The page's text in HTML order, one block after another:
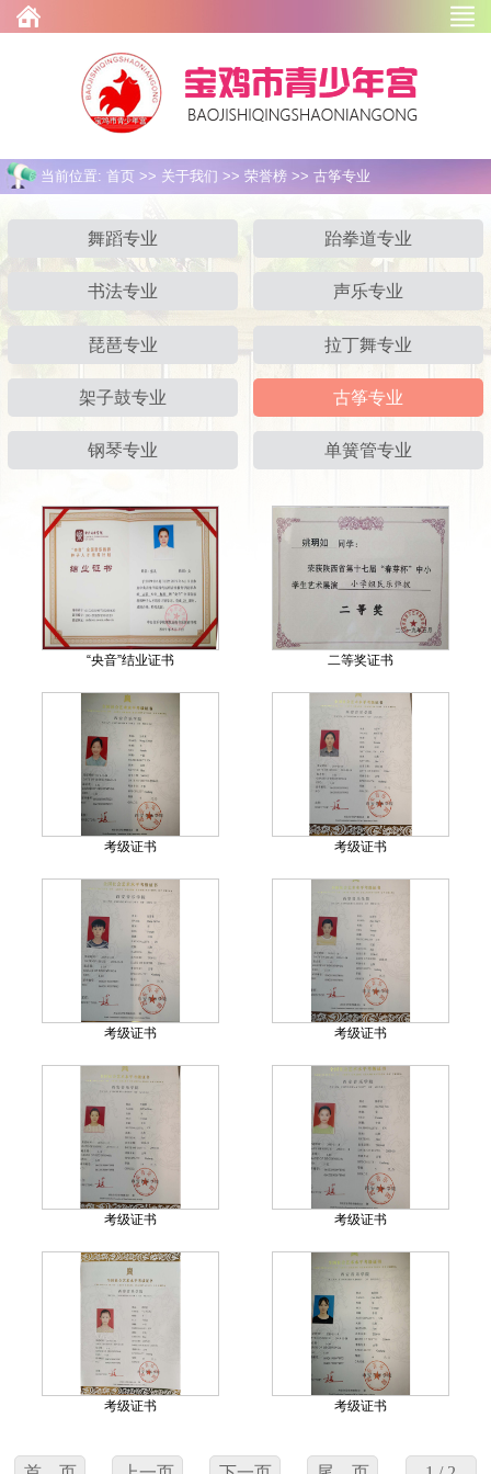
当前位置: 首页 >> 关于我们 >> 荣誉榜 >> 古筝专业
舞蹈专业 跆拳道专业
书法专业 声乐专业
琵琶专业 拉丁舞专业
架子鼓专业 古筝专业
钢琴专业 单簧管专业
“央音”结业证书 二等奖证书
考级证书 考级证书
考级证书 考级证书
考级证书 考级证书
考级证书 考级证书